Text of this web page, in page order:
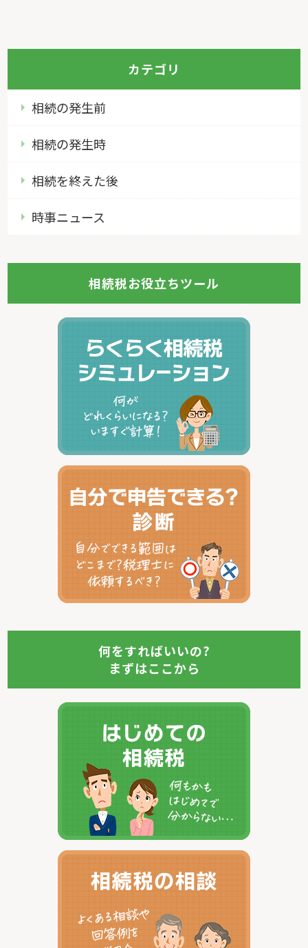
カテゴリ
時事ニュース
相続の発生前
相続の発生時
相続を終えた後
相続税お役立ちツール
何をすればいいの?
まずはここから